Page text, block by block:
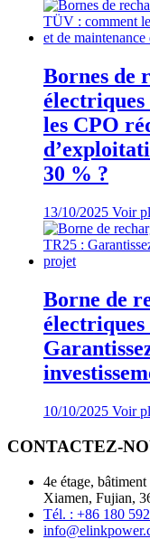
Bornes de
les CPO
30 % ?
13/10/2025 Voir
Borne de
10/10/2025 Voir
CONTACTEZ-
4e étage,
Xiamen, Fujian,
Tél. : +86 180